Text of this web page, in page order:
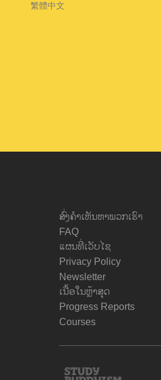
繁體中文
ສົ່ງຄຳເຫັນຫາພວກເຮົາ
FAQ
ແຜນທີ່ເວັບໄຊ
Privacy Policy
Newsletter
ເນື້ອໃນຫຼ້າສຸດ
Progress Reports
Courses
Study